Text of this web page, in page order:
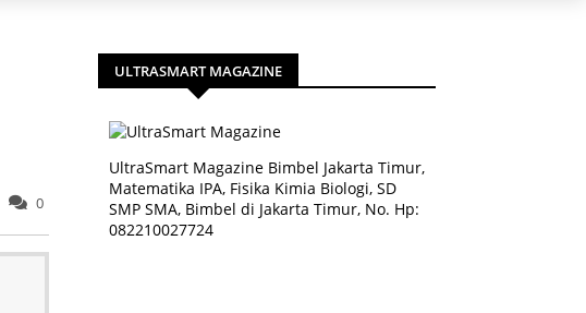
0
ULTRASMART MAGAZINE
UltraSmart Magazine Bimbel Jakarta Timur,
Matematika IPA, Fisika Kimia Biologi, SD
SMP SMA, Bimbel di Jakarta Timur, No. Hp:
082210027724